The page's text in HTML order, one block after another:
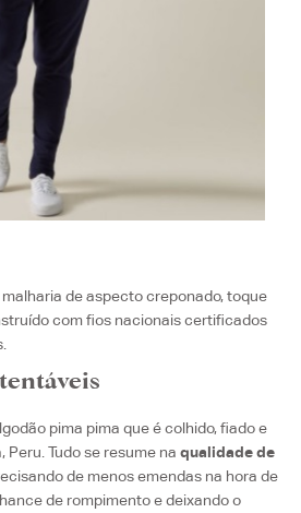
de aspecto creponado, toque
com fios nacionais certificados
pima pima que é colhido, fiado e
Tudo se resume na qualidade de
de menos emendas na hora de
de rompimento e deixando o